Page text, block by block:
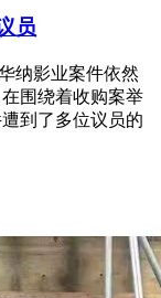
员
纳影业案件依然
围绕着收购案举
到了多位议员的